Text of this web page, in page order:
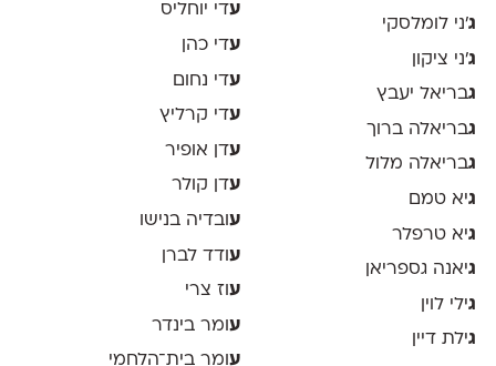
ג׳ני לומלסקי
ג׳ני ציקון
גבריאל יעבץ
גבריאלה ברוך
גבריאלה מלול
גיא טמם
גיא טרפלר
גיאנה גספריאן
גילי לוין
גילת דיין
עדי יוחליס
עדי כהן
עדי נחום
עדי קרליץ
עדן אופיר
עדן קולר
ע ובדיה בנישו
עודד לברן
ע וז צרי
ע ומר בינדר
עומר בית־הלחמי